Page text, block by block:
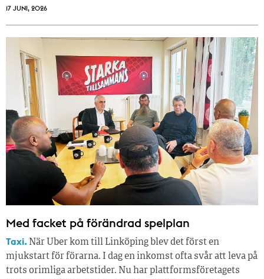
17 JUNI, 2026
Med facket på förändrad spelplan
Taxi. När Uber kom till Linköping blev det först en
mjukstart för förarna. I dag en inkomst ofta svår att leva på
trots orimliga arbetstider. Nu har plattformsföretagets